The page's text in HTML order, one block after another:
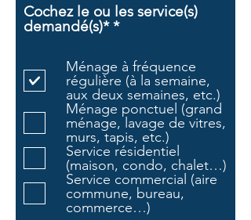
Cochez le ou les service(s)
demandé(s)* *O
g
a
t
o
i
r
e
Ménage à fréquence
régulière (à la semaine,
aux deux semaines, etc.)
Ménage ponctuel (grand
ménage, lavage de vitres,
murs, tapis, etc.)
Service résidentiel
(maison, condo, chalet…)
Service commercial (aire
commune, bureau,
commerce…)